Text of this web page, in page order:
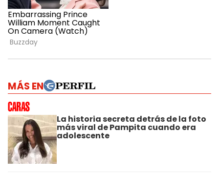
MÁS EN
La historia secreta detrás de la foto
más viral de Pampita cuando era
adolescente